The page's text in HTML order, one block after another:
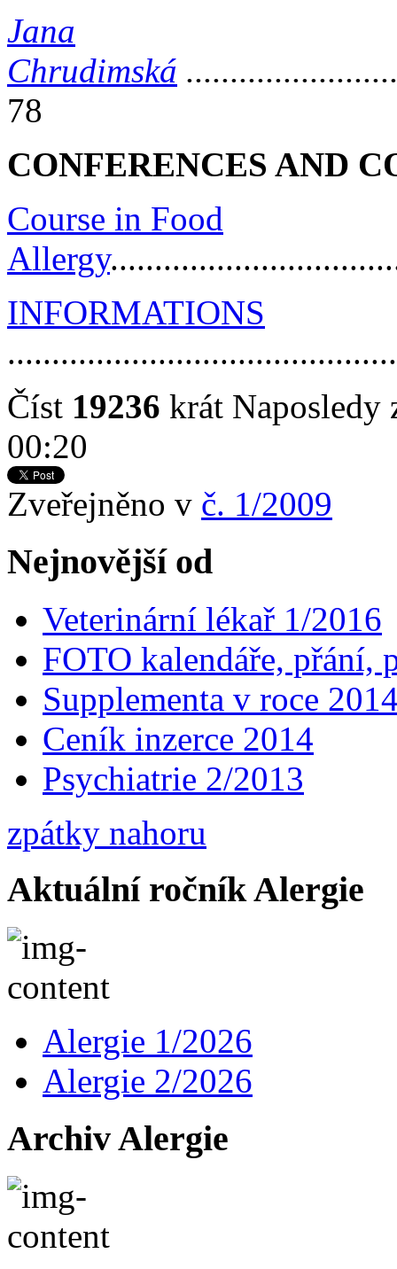
Jana
Chrudimská
78
CONFERENCES AND
Course in Food
Allergy
INFORMATIONS
Číst 19236 krát Naposledy
00:20
Zveřejněno v č. 1/2009
Nejnovější od
Veterinární lékař 1/2016
FOTO kalendáře, přání,
Supplementa v roce
Ceník inzerce 2014
Psychiatrie 2/2013
zpátky nahoru
Aktuální ročník Alergie
Alergie 1/2026
Alergie 2/2026
Archiv Alergie